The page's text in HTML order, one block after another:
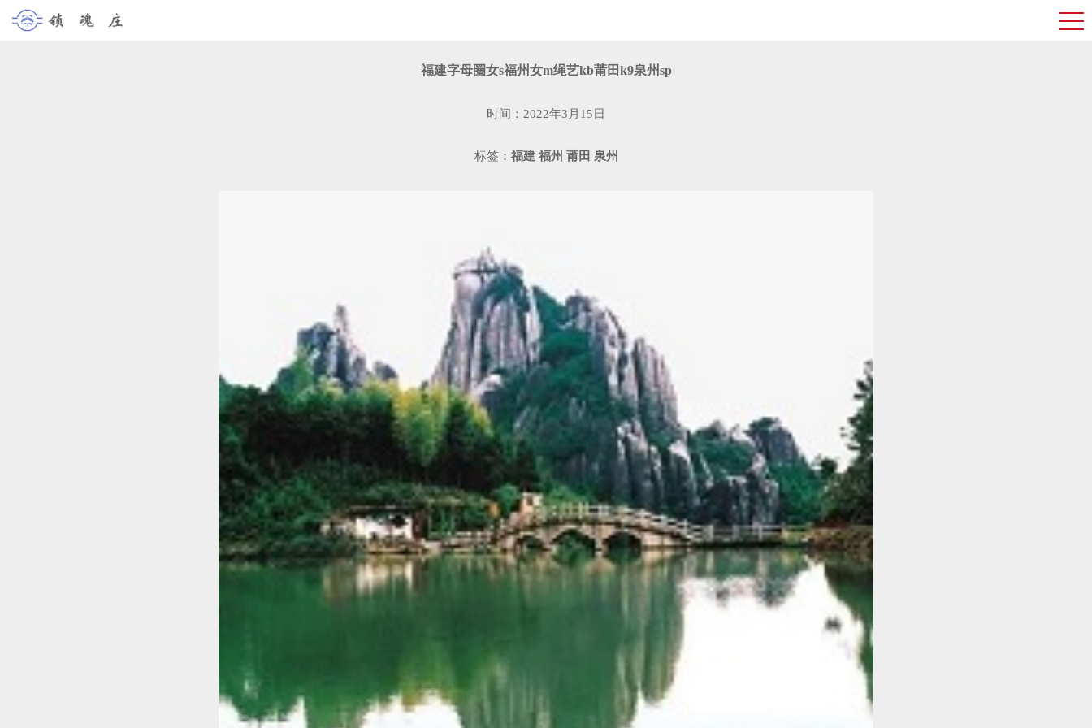
福建字母圈女s福州女m绳艺kb莆田k9泉州sp
时间：2022年3月15日
标签： 福建 福州 莆田 泉州